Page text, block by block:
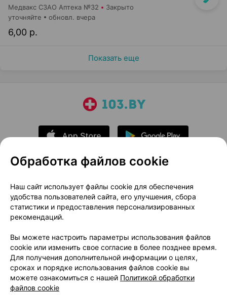
Медвакс СЗАО Аптека №32 Закрыто
6,00 р.
уточняйте обновл. вчера
Показать еще
О проекте
Новости проекта
Размещение рекламы
Медицинский маркетинг
Публичный договор
Доставка
Способы оплаты
Вакансии
Партнеры
Написать руководителю 103.by
Написать в поддержку
Персональные настройки Cookie
Обработка файлов cookie
Наш сайт использует файлы cookie для обеспечения
удобства пользователей сайта, его улучшения, сбора
статистики и предоставления персонализированных
рекомендаций.
Вы можете настроить параметры использования файлов
cookie или изменить свое согласие в более позднее время.
Для получения дополнительной информации о целях,
сроках и порядке использования файлов cookie вы
можете ознакомиться с нашей Политикой обработки
файлов cookie